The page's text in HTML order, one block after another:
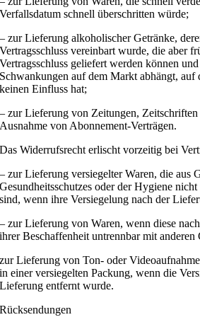
Verfallsdatum schnell überschritten würde;
– zur Lieferung alkoholischer Getränke,
Vertragsschluss vereinbart wurde, die aber
Vertragsschluss geliefert werden können
Schwankungen auf dem Markt abhängt, auf
keinen Einfluss hat;
– zur Lieferung von Zeitungen,
Ausnahme von Abonnement-Verträgen.
Das Widerrufsrecht erlischt vorzeitig bei
– zur Lieferung versiegelter Waren, die aus
Gesundheitsschutzes oder der Hygiene
sind, wenn ihre Versiegelung nach der
– zur Lieferung von Waren, wenn diese
ihrer Beschaffenheit untrennbar mit
zur Lieferung von Ton- oder
in einer versiegelten Packung, wenn die
Lieferung entfernt wurde.
Rücksendungen